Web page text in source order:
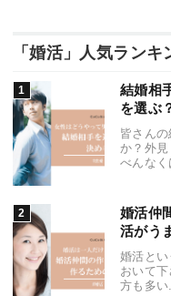
「婚活」人気ランキ
結婚相
を選ぶ
皆さん
か？外
べんなく
婚活仲
活がう
婚活と
おいて
方も多